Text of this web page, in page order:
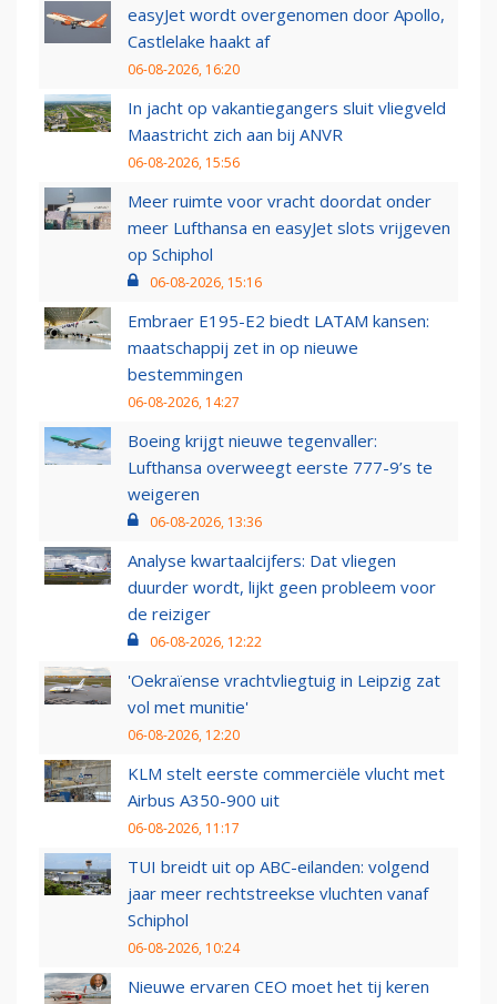
easyJet wordt overgenomen door Apollo,
Castlelake haakt af
06-08-2026, 16:20
In jacht op vakantiegangers sluit vliegveld
Maastricht zich aan bij ANVR
06-08-2026, 15:56
Meer ruimte voor vracht doordat onder
meer Lufthansa en easyJet slots vrijgeven
op Schiphol
06-08-2026, 15:16
Embraer E195-E2 biedt LATAM kansen:
maatschappij zet in op nieuwe
bestemmingen
06-08-2026, 14:27
Boeing krijgt nieuwe tegenvaller:
Lufthansa overweegt eerste 777-9’s te
weigeren
06-08-2026, 13:36
Analyse kwartaalcijfers: Dat vliegen
duurder wordt, lijkt geen probleem voor
de reiziger
06-08-2026, 12:22
'Oekraïense vrachtvliegtuig in Leipzig zat
vol met munitie'
06-08-2026, 12:20
KLM stelt eerste commerciële vlucht met
Airbus A350-900 uit
06-08-2026, 11:17
TUI breidt uit op ABC-eilanden: volgend
jaar meer rechtstreekse vluchten vanaf
Schiphol
06-08-2026, 10:24
Nieuwe ervaren CEO moet het tij keren